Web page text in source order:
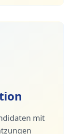
mit